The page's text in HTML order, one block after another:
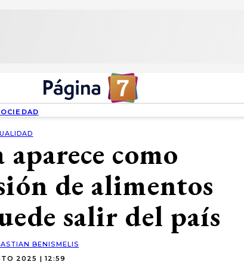
como
de alimentos
salir del país
BENISMELIS
2025 | 12:59